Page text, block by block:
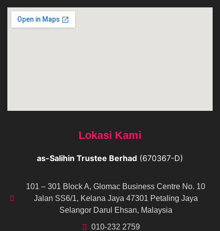
Lokasi Kami
as-Salihin Trustee Berhad (670367-D)
101 – 301 Block A, Glomac Business Centre No. 10
Jalan SS6/1, Kelana Jaya 47301 Petaling Jaya
Selangor Darul Ehsan, Malaysia
010-232 2759